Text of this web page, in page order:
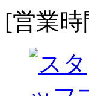
[営業時